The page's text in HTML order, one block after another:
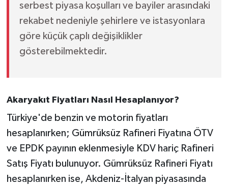
serbest piyasa koşulları ve bayiler arasındaki
rekabet nedeniyle şehirlere ve istasyonlara
göre küçük çaplı değişiklikler
gösterebilmektedir.
Akaryakıt Fiyatları Nasıl Hesaplanıyor?
Türkiye'de benzin ve motorin fiyatları
hesaplanırken; Gümrüksüz Rafineri Fiyatına ÖTV
ve EPDK payının eklenmesiyle KDV hariç Rafineri
Satış Fiyatı bulunuyor. Gümrüksüz Rafineri Fiyatı
hesaplanırken ise, Akdeniz-İtalyan piyasasında